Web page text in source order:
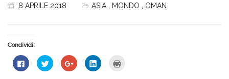
8 APRILE 2018 ASIA MONDO OMAN
Condividi:
Fai
clic
Fai
clic
Fai
clic
Fai
clic